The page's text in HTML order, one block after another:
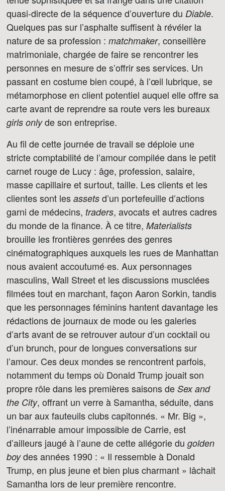
quasi-directe de la séquence d’ouverture du Diable.
Quelques pas sur l’asphalte suffisent à révéler la
nature de sa profession : matchmaker, conseillère
matrimoniale, chargée de faire se rencontrer les
personnes en mesure de s’offrir ses services. Un
passant en costume bien coupé, à l’œil lubrique, se
métamorphose en client potentiel auquel elle offre sa
carte avant de reprendre sa route vers les bureaux
girls onlyde son entreprise.
Au fil de cette journée de travail se déploie une
stricte comptabilité de l’amour compilée dans le petit
carnet rouge de Lucy : âge, profession, salaire,
masse capillaire et surtout, taille. Les clients et les
clientes sont les assets d’un portefeuille d’actions
garni de médecins, traders, avocats et autres cadres
du monde de la finance. À ce titre, Materialists
brouille les frontières genrées des genres
cinématographiques auxquels les rues de Manhattan
nous avaient accoutumé·es. Aux personnages
masculins, Wall Street et les discussions musclées
filmées tout en marchant, façon Aaron Sorkin, tandis
que les personnages féminins hantent davantage les
rédactions de journaux de mode ou les galeries
d’arts avant de se retrouver autour d’un cocktail ou
d’un brunch, pour de longues conversations sur
l’amour. Ces deux mondes se rencontrent parfois,
notamment du temps où Donald Trump jouait son
propre rôle dans les premières saisons de Sex and
the City, offrant un verre à Samantha, séduite, dans
un bar aux fauteuils clubs capitonnés. « Mr. Big »,
l’inénarrable amour impossible de Carrie, est
d’ailleurs jaugé à l’aune de cette allégorie du golden
boydes années 1990 : « Il ressemble à Donald
Trump, en plus jeune et bien plus charmant » lâchait
Samantha lors de leur première rencontre.